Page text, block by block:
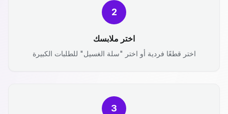
2
اختر ملابسك
اختر قطعًا فردية أو اختر "سلة الغسيل" للطلبات الكبيرة
3